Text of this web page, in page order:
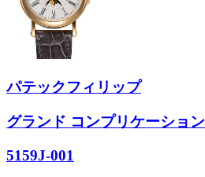
パテックフィリップ
グランド コンプリケーション
5159J-001